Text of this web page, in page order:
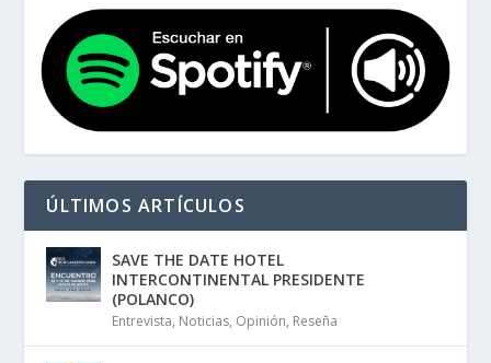
ÚLTIMOS ARTÍCULOS
SAVE THE DATE HOTEL
INTERCONTINENTAL PRESIDENTE
(POLANCO)
Entrevista, Noticias, Opinión, Reseña